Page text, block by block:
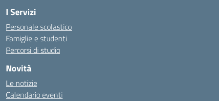
I Servizi
Personale scolastico
Famiglie e studenti
Percorsi di studio
Novità
Le notizie
Calendario eventi